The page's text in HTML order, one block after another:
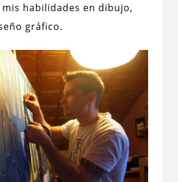
habilidades en dibujo,
gráfico.